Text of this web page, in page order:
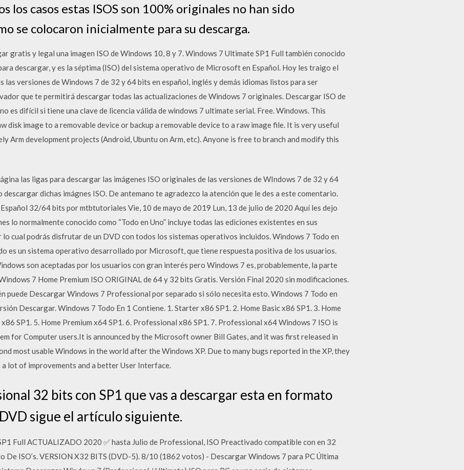
los casos estas ISOS son 100% originales no han sido
se colocaron inicialmente para su descarga.
gratis y legal una imagen ISO de Windows 10, 8 y 7. Windows 7 Ultimate SP1 Full también conocido
descargar, y es la séptima (ISO) del sistema operativo de Microsoft en Español. Hoy les traigo el
las versiones de Windows 7 de 32 y 64 bits en español, inglés y demás idiomas listos para ser
que te permitirá descargar todas las actualizaciones de Windows 7 originales. Descargar ISO de
es difícil si tiene una clave de licencia válida de windows 7 ultimate serial. Free. Windows. This
disk image to a removable device or backup a removable device to a raw image file. It is very useful
Arm development projects (Android, Ubuntu on Arm, etc). Anyone is free to branch and modify this
las ligas para descargar las imágenes ISO originales de las versiones de WIndows 7 de 32 y 64
descargar dichas imágnes ISO. De antemano te agradezco la atención que le des a este comentario.
32/64 bits por mtbtutoriales Vie, 10 de mayo de 2019 Lun, 13 de julio de 2020 Aquí les dejo
lo normalmente conocido como “Todo en Uno” incluye todas las ediciones existentes en sus
cual podrás disfrutar de un DVD con todos los sistemas operativos incluidos. Windows 7 Todo en
es un sistema operativo desarrollado por Microsoft, que tiene respuesta positiva de los usuarios.
son aceptadas por los usuarios con gran interés pero Windows 7 es, probablemente, la parte
7 Home Premium ISO ORIGINAL de 64 y 32 bits Gratis. Versión Final 2020 sin modificaciones.
puede Descargar Windows 7 Professional por separado si sólo necesita esto. Windows 7 Todo en
Descargar. Windows 7 Todo En 1 Contiene. 1. Starter x86 SP1. 2. Home Basic x86 SP1. 3. Home
SP1. 5. Home Premium x64 SP1. 6. Professional x86 SP1. 7. Professional x64 Windows 7 ISO is
for Computer users.It is announced by the Microsoft owner Bill Gates, and it was first released in
most usable Windows in the world after the Windows XP. Due to many bugs reported in the XP, they
lot of improvements and a better User Interface.
32 bits con SP1 que vas a descargar esta en formato
sigue el artículo siguiente.
Full ACTUALIZADO 2020 ✅ hasta Julio de Professional, ISO Preactivado compatible con en 32
De ISO’s. VERSION X32 BITS (DVD-5). 8/10 (1862 votos) - Descargar Windows 7 para PC Última